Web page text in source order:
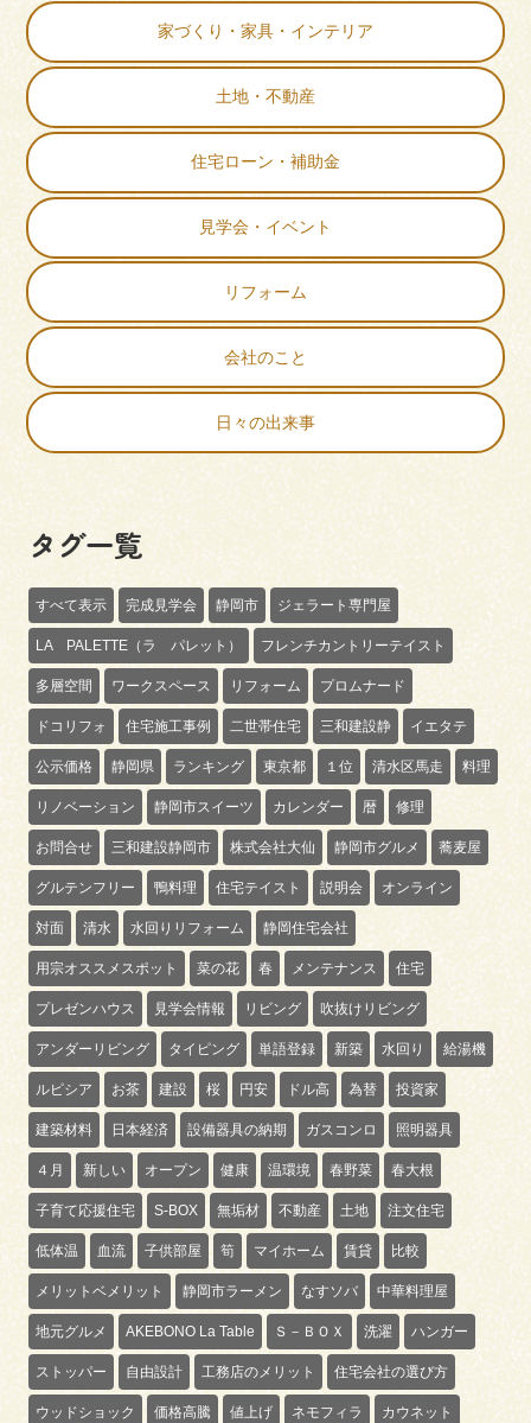
家づくり・家具・インテリア
土地・不動産
住宅ローン・補助金
見学会・イベント
リフォーム
会社のこと
日々の出来事
タグ一覧
すべて表示 完成見学会 静岡市 ジェラート専門屋
LA PALETTE（ラ パレット） フレンチカントリーテイスト
多層空間 ワークスペース リフォーム プロムナード
ドコリフォ 住宅施工事例 二世帯住宅 三和建設静 イエタテ
公示価格 静岡県 ランキング 東京都 １位 清水区馬走 料理
リノベーション 静岡市スイーツ カレンダー 暦 修理
お問合せ 三和建設静岡市 株式会社大仙 静岡市グルメ 蕎麦屋
グルテンフリー 鴨料理 住宅テイスト 説明会 オンライン
対面 清水 水回りリフォーム 静岡住宅会社
用宗オススメスポット 菜の花 春 メンテナンス 住宅
プレゼンハウス 見学会情報 リビング 吹抜けリビング
アンダーリビング タイピング 単語登録 新築 水回り 給湯機
ルピシア お茶 建設 桜 円安 ドル高 為替 投資家
建築材料 日本経済 設備器具の納期 ガスコンロ 照明器具
４月 新しい オープン 健康 温環境 春野菜 春大根
子育て応援住宅 S-BOX 無垢材 不動産 土地 注文住宅
低体温 血流 子供部屋 筍 マイホーム 賃貸 比較
メリットベメリット 静岡市ラーメン なすソバ 中華料理屋
地元グルメ AKEBONO La Table Ｓ－ＢＯＸ 洗濯 ハンガー
ストッパー 自由設計 工務店のメリット 住宅会社の選び方
ウッドショック 価格高騰 値上げ ネモフィラ カウネット